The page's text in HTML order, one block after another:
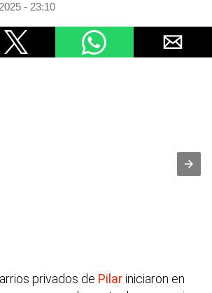
- 23:10
privados de Pilariniciaron en